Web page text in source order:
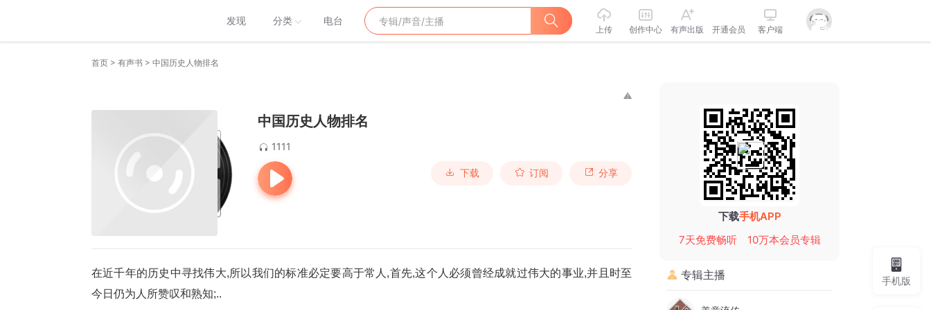
发现 分类 电台
上传 创作中心 有声出版 开通会员 客户端
首页 > 有声书 > 中国历史人物排名
中国历史人物排名
1111
下载 订阅 分享
在近千年的历史中寻找伟大,所以我们的标准必定要高于常人,首先,这个人必须曾经成就过伟大的事业,并且时至
今日仍为人所赞叹和熟知;..
下载手机APP
7天免费畅听
10万本会员专辑
专辑主播 手机版